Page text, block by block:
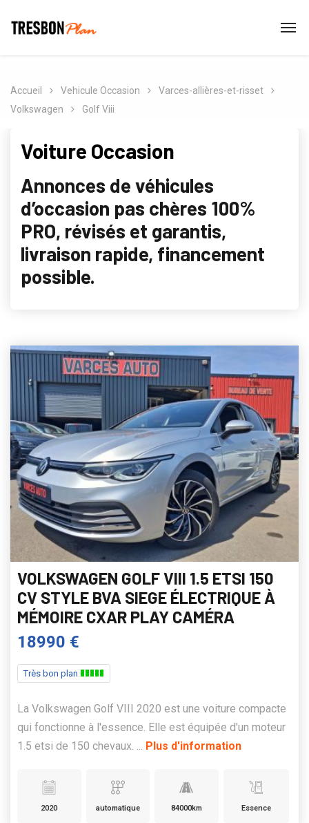
Accueil Vehicule Occasion
Varces-allières-et-risset
Volkswagen
Golf Viii
Voiture Occasion
Annonces de véhicules
d’occasion pas chères 100%
PRO, révisés et garantis,
livraison rapide, financement
possible.
VOLKSWAGEN GOLF VIII 1.5 ETSI 150
CV STYLE BVA SIEGE ÉLECTRIQUE À
MÉMOIRE CXAR PLAY CAMÉRA
18990 €
Très bon plan
La Volkswagen Golf VIII 2020 est une voiture compacte
qui fonctionne à l'essence. Elle est équipée d'un moteur
1.5 etsi de 150 chevaux. ... Plus d'information
2020 automatique 84000km Essence